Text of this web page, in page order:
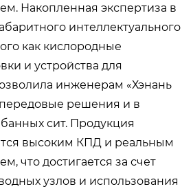
Накопленная экспертиза в
интеллектуального
как кислородные
и устройства для
инженерам «Хэнань
решения и в
сит. Продукция
высоким КПД и реальным
что достигается за счет
узлов и использования